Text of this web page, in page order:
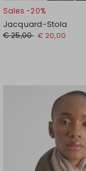
Sales -20%
Jacquard-Stola
€ 25,00 € 20,00